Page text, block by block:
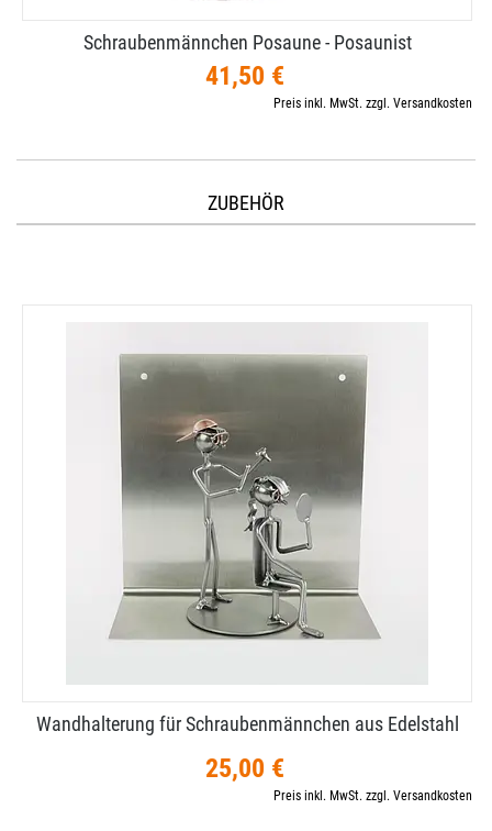
Schraubenmännchen Posaune - Posaunist
41,50 €
Preis inkl. MwSt. zzgl. Versandkosten
ZUBEHÖR
Wandhalterung für Schraubenmännchen aus Edelstahl
25,00 €
Preis inkl. MwSt. zzgl. Versandkosten